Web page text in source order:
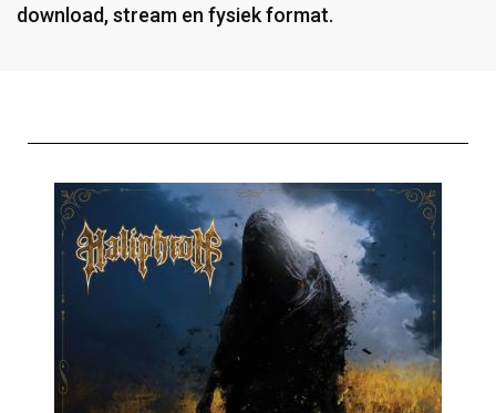
download, stream en fysiek format.